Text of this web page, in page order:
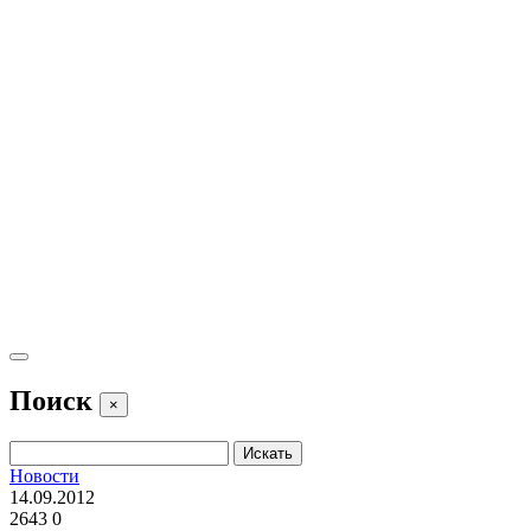
Поиск ×
Новости
14.09.2012
2643 0